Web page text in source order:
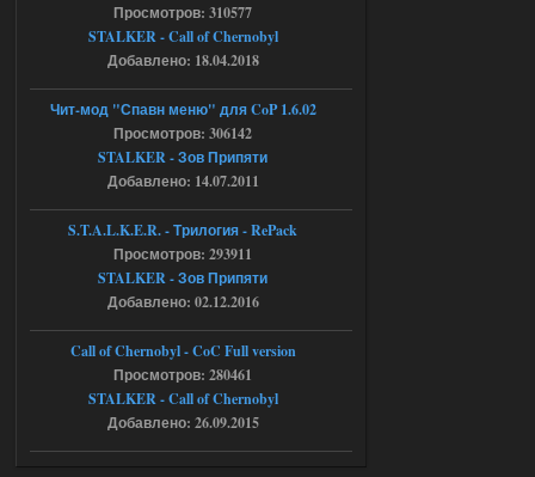
Ответить ➤
Скованные одной цепью
18:37
r4908778
с избавлением от баласта,
доходяга.
Ответить ➤
05.08.2026
Путь во мгле + GUNSLINGER mod
Stalker-Mods-Clan-su
Доступно только для пользователей
Ответить ➤
05.08.2026
Путь во мгле + GUNSLINGER mod
Просмотров: 310577
STALKER - Call of Chernobyl
Добавлено: 18.04.2018
Чит-мод "Спавн меню" для CoP 1.6.02
Просмотров: 306142
STALKER - Зов Припяти
Добавлено: 14.07.2011
S.T.A.L.K.E.R. - Трилогия - RePack
Просмотров: 293911
STALKER - Зов Припяти
Добавлено: 02.12.2016
Call of Chernobyl - CoC Full version
Просмотров: 280461
STALKER - Call of Chernobyl
Добавлено: 26.09.2015